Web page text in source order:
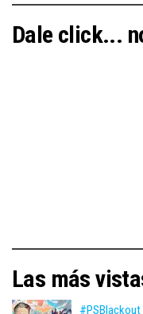
Dale click...
Las más